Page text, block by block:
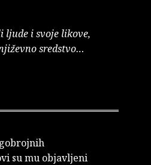
ljude i svoje likove,
sredstvo…
su mu objavljeni